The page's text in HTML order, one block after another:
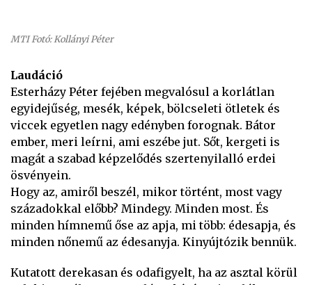
MTI Fotó: Kollányi Péter
Laudáció
Esterházy Péter fejében megvalósul a korlátlan
egyidejűség, mesék, képek, bölcseleti ötletek és
viccek egyetlen nagy edényben forognak. Bátor
ember, meri leírni, ami eszébe jut. Sőt, kergeti is
magát a szabad képzelődés szertenyilalló erdei
ösvényein.
Hogy az, amiről beszél, mikor történt, most vagy
századokkal előbb? Mindegy. Minden most. És
minden hímnemű őse az apja, mi több: édesapja, és
minden nőnemű az édesanyja. Kinyújtózik bennük.
Kutatott derekasan és odafigyelt, ha az asztal körül